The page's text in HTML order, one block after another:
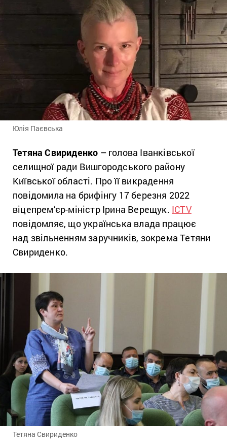
Юлія Паєвська
Тетяна Свириденко – голова Іванківської
селищної ради Вишгородського району
Київської області. Про її викрадення
повідомила на брифінгу 17 березня 2022
віцепрем’єр-міністр Ірина Верещук. ICTV
повідомляє, що українська влада працює
над звільненням заручників, зокрема Тетяни
Свириденко.
Тетяна Свириденко